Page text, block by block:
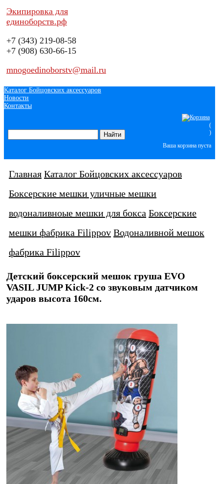
Экипировка для
единоборств.рф
+7 (343) 219-08-58
+7 (908) 630-66-15
mnogoedinoborstv@mail.ru
Каталог Бойцовских аксессуаров
Новости
Контакты
(
)
Ваша корзина пуста
Главная Каталог Бойцовских аксессуаров
Боксерские мешки уличные мешки
водоналивноые мешки для бокса Боксерские
мешки фабрика Filippov Водоналивной мешок
фабрика Filippov
Детский боксерский мешок груша EVO
VASIL JUMP Kick-2 со звуковым датчиком
ударов высота 160см.